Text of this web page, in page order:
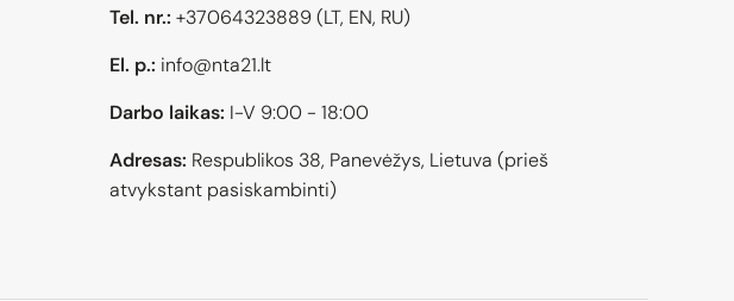
Tel. nr.: +37064323889(LT, EN, RU)
El. p.: info@nta21.lt
Darbo laikas: I-V 9:00 - 18:00
Adresas: Respublikos 38, Panevėžys, Lietuva (prieš
atvykstant pasiskambinti)